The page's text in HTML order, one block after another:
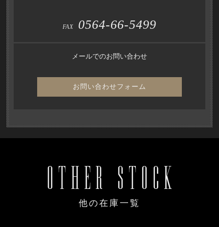
FAX 0564-66-5499
メールでのお問い合わせ
お問い合わせフォーム
OTHER STOCK
他の在庫一覧